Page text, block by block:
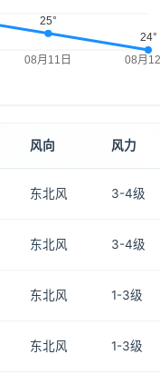
风向 风力
东北风 3-4级
东北风 3-4级
东北风 1-3级
东北风 1-3级